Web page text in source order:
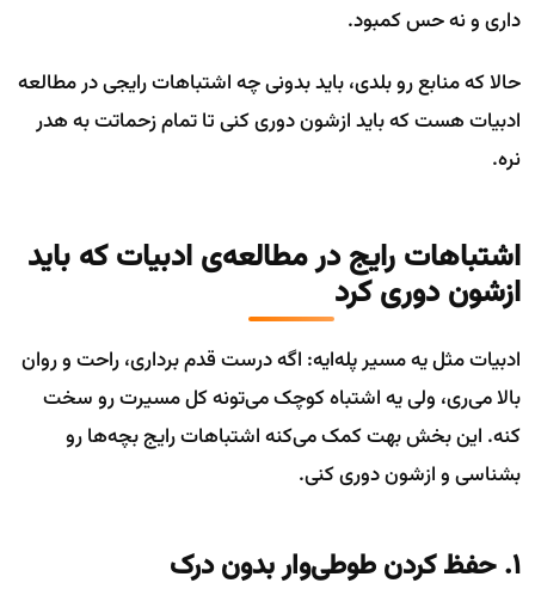
داری و نه حس کمبود.
حالا که منابع رو بلدی، باید بدونی چه اشتباهات رایجی در مطالعه
ادبیات هست که باید ازشون دوری کنی تا تمام زحماتت به هدر
نره.
اشتباهات رایج در مطالعه‌ی ادبیات که باید
ازشون دوری کرد
ادبیات مثل یه مسیر پله‌ایه: اگه درست قدم برداری، راحت و روان
بالا می‌ری، ولی یه اشتباه کوچک می‌تونه کل مسیرت رو سخت
کنه. این بخش بهت کمک می‌کنه اشتباهات رایج بچه‌ها رو
بشناسی و ازشون دوری کنی.
۱. حفظ کردن طوطی‌وار بدون درک